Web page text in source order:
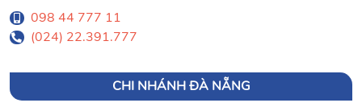
098 44 777 11
(024) 22.391.777
CHI NHÁNH ĐÀ NẴNG